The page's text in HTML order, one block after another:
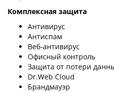
Комплексная защита
Антивирус
Антиспам
Веб-антивирус
Офисный контроль
Защита от потери
Dr.Web Cloud
Брандмауэр